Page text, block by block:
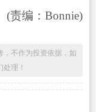
编：Bonnie)
，不作为投资依据，如
理！